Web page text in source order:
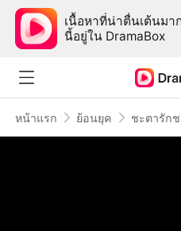
เนื้อหาที่น่าตื่นเต้นมา
นี้อยู่ใน DramaBox
หน้าแรก ย้อนยุค